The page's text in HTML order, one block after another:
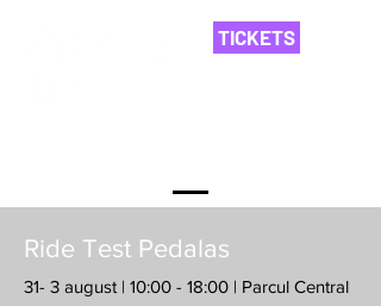
TICKETS
Ride Test Pedalas
31- 3 august | 10:00 - 18:00 | Parcul Central